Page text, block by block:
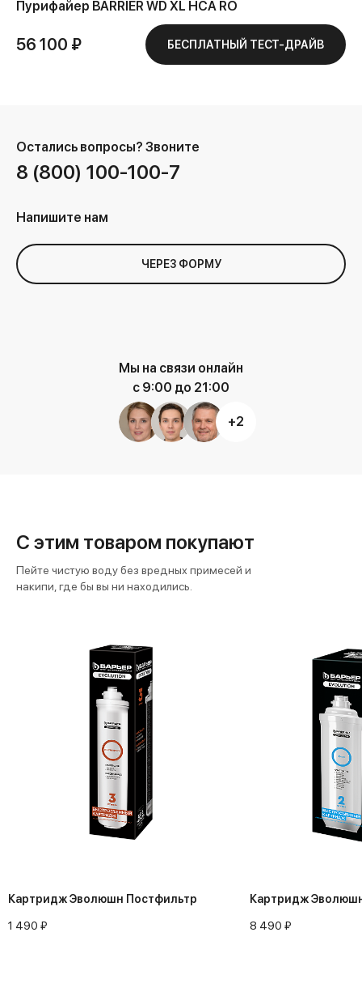
Пурифайер BARRIER WD XL HCA RO
56 100 ₽ БЕСПЛАТНЫЙ ТЕСТ-ДРАЙВ
Остались вопросы? Звоните
8 (800) 100-100-7
Напишите нам
ЧЕРЕЗ ФОРМУ
Мы на связи онлайн
с 9:00 до 21:00
+2
С этим товаром покупают
Пейте чистую воду без вредных примесей и
накипи, где бы вы ни находились.
Картридж Эволюшн Постфильтр
1 490 ₽
Картридж
8 490 ₽